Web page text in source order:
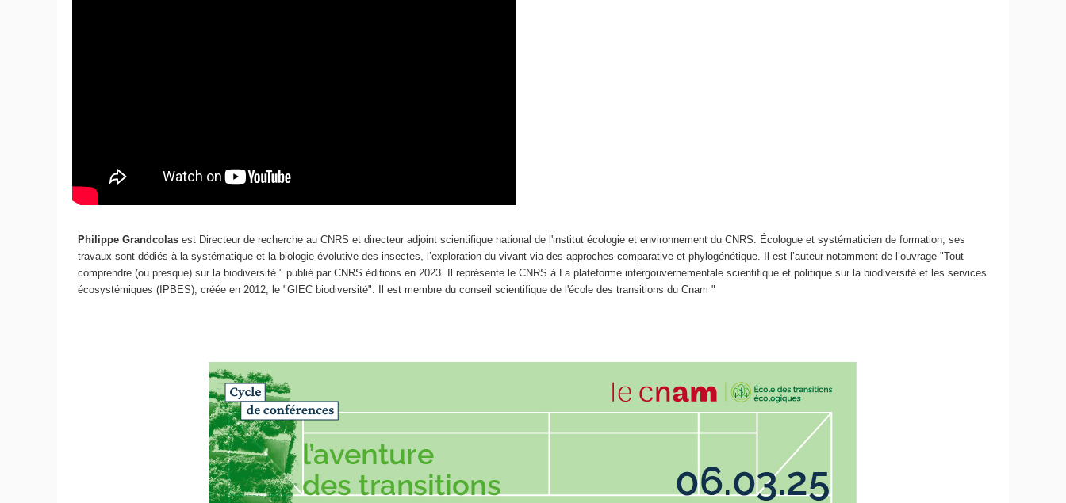
Philippe Grandcolasest Directeur de recherche au CNRS et directeur adjoint scientifique national de l'institut écologie et environnement du CNRS. Écologue et systématicien de formation, ses
travaux sont dédiés à la systématique et la biologie évolutive des insectes, l’exploration du vivant via des approches comparative et phylogénétique. Il est l’auteur notamment de l’ouvrage "Tout
comprendre (ou presque) sur la biodiversité " publié par CNRS éditions en 2023. Il représente le CNRS à La plateforme intergouvernementale scientifique et politique sur la biodiversité et les services
écosystémiques (IPBES), créée en 2012, le "GIEC biodiversité". Il est membre du conseil scientifique de l'école des transitions du Cnam "